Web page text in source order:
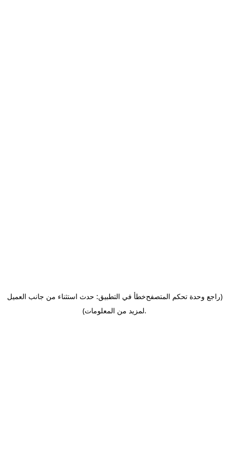
خطأ في التطبيق: حدث استثناء من جانب العميل(راجع وحدة تحكم المتصفح
لمزيد من المعلومات).